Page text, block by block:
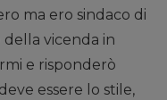
ma ero sindaco di
della vicenda in
e risponderò
essere lo stile,